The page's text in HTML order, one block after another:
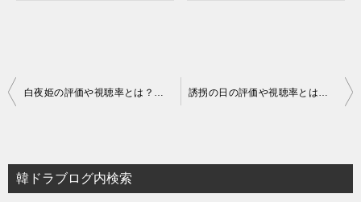
投
ビ
ゲ
韓ドラブログ内検索